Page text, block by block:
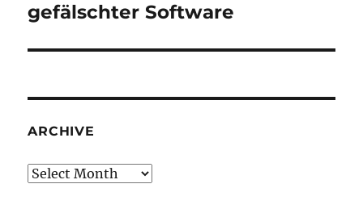
post:
gefälschter Software
ARCHIVE
Archive